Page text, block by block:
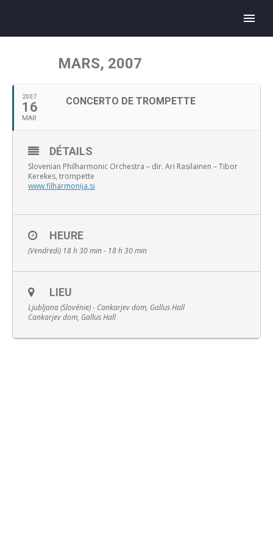
MARS, 2007
2007
16
MAR
CONCERTO DE TROMPETTE
DÉTAILS
Slovenian Philharmonic Orchestra – dir. Ari Rasilainen – Tibor
Kerekes, trompette
www.filharmonija.si
HEURE
(Vendredi) 18 h 30 min - 18 h 30 min
LIEU
Ljubljana (Slovénie) - Cankarjev dom, Gallus Hall
Cankarjev dom, Gallus Hall